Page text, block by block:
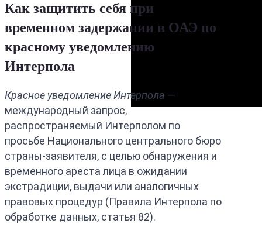
Как защитить себя при
временном задержании в ОАЭ по
красному уведомлению
Интерпола
Красное уведомление Интерпола —
международный запрос,
распространяемый Интерполом по
просьбе Национального центрального бюро
страны-заявителя, с целью обнаружения и
временного ареста лица в ожидании
экстрадиции, выдачи или аналогичных
правовых процедур (Правила Интерпола по
обработке данных, статья 82).